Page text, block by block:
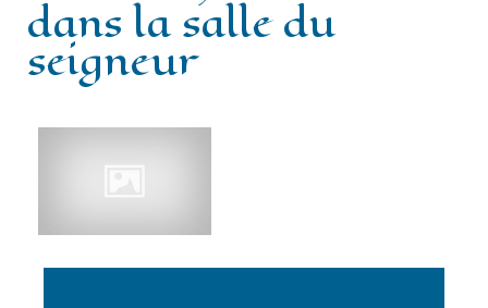
Château
Histoire
Escòla G. Febus
dans la salle du
seigneur